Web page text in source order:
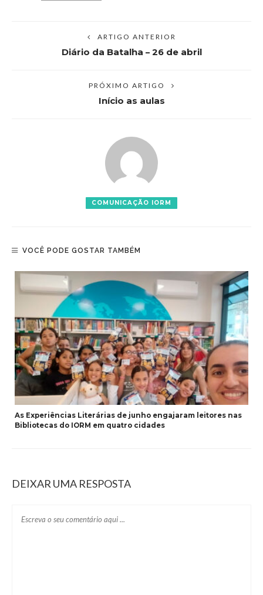
ARTIGO ANTERIOR
Diário da Batalha – 26 de abril
PRÓXIMO ARTIGO
Início as aulas
COMUNICAÇÃO IORM
VOCÊ PODE GOSTAR TAMBÉM
As Experiências Literárias de junho engajaram leitores nas
Bibliotecas do IORM em quatro cidades
DEIXAR UMA RESPOSTA